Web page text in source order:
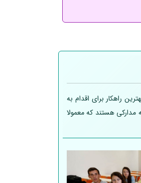
راهکار برای اقدام به
مدارکی هستند که معمولا